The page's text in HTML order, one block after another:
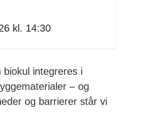
kl. 14:30
biokul integreres i
– og
og barrierer står vi